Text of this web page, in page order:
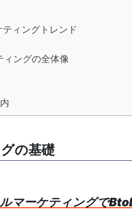
ィングトレンド
ィングの全体像
の基礎
マーケティングで